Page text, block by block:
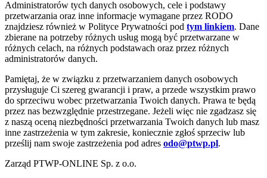
Administratorów tych danych osobowych, cele i podstawy
przetwarzania oraz inne informacje wymagane przez RODO
znajdziesz również w Polityce Prywatności pod tym linkiem. Dane
zbierane na potrzeby różnych usług mogą być przetwarzane w
różnych celach, na różnych podstawach oraz przez różnych
administratorów danych.
Pamiętaj, że w związku z przetwarzaniem danych osobowych
przysługuje Ci szereg gwarancji i praw, a przede wszystkim prawo
do sprzeciwu wobec przetwarzania Twoich danych. Prawa te będą
przez nas bezwzględnie przestrzegane. Jeżeli więc nie zgadzasz się
z naszą oceną niezbędności przetwarzania Twoich danych lub masz
inne zastrzeżenia w tym zakresie, koniecznie zgłoś sprzeciw lub
prześlij nam swoje zastrzeżenia pod adres odo@ptwp.pl.
Zarząd PTWP-ONLINE Sp. z o.o.